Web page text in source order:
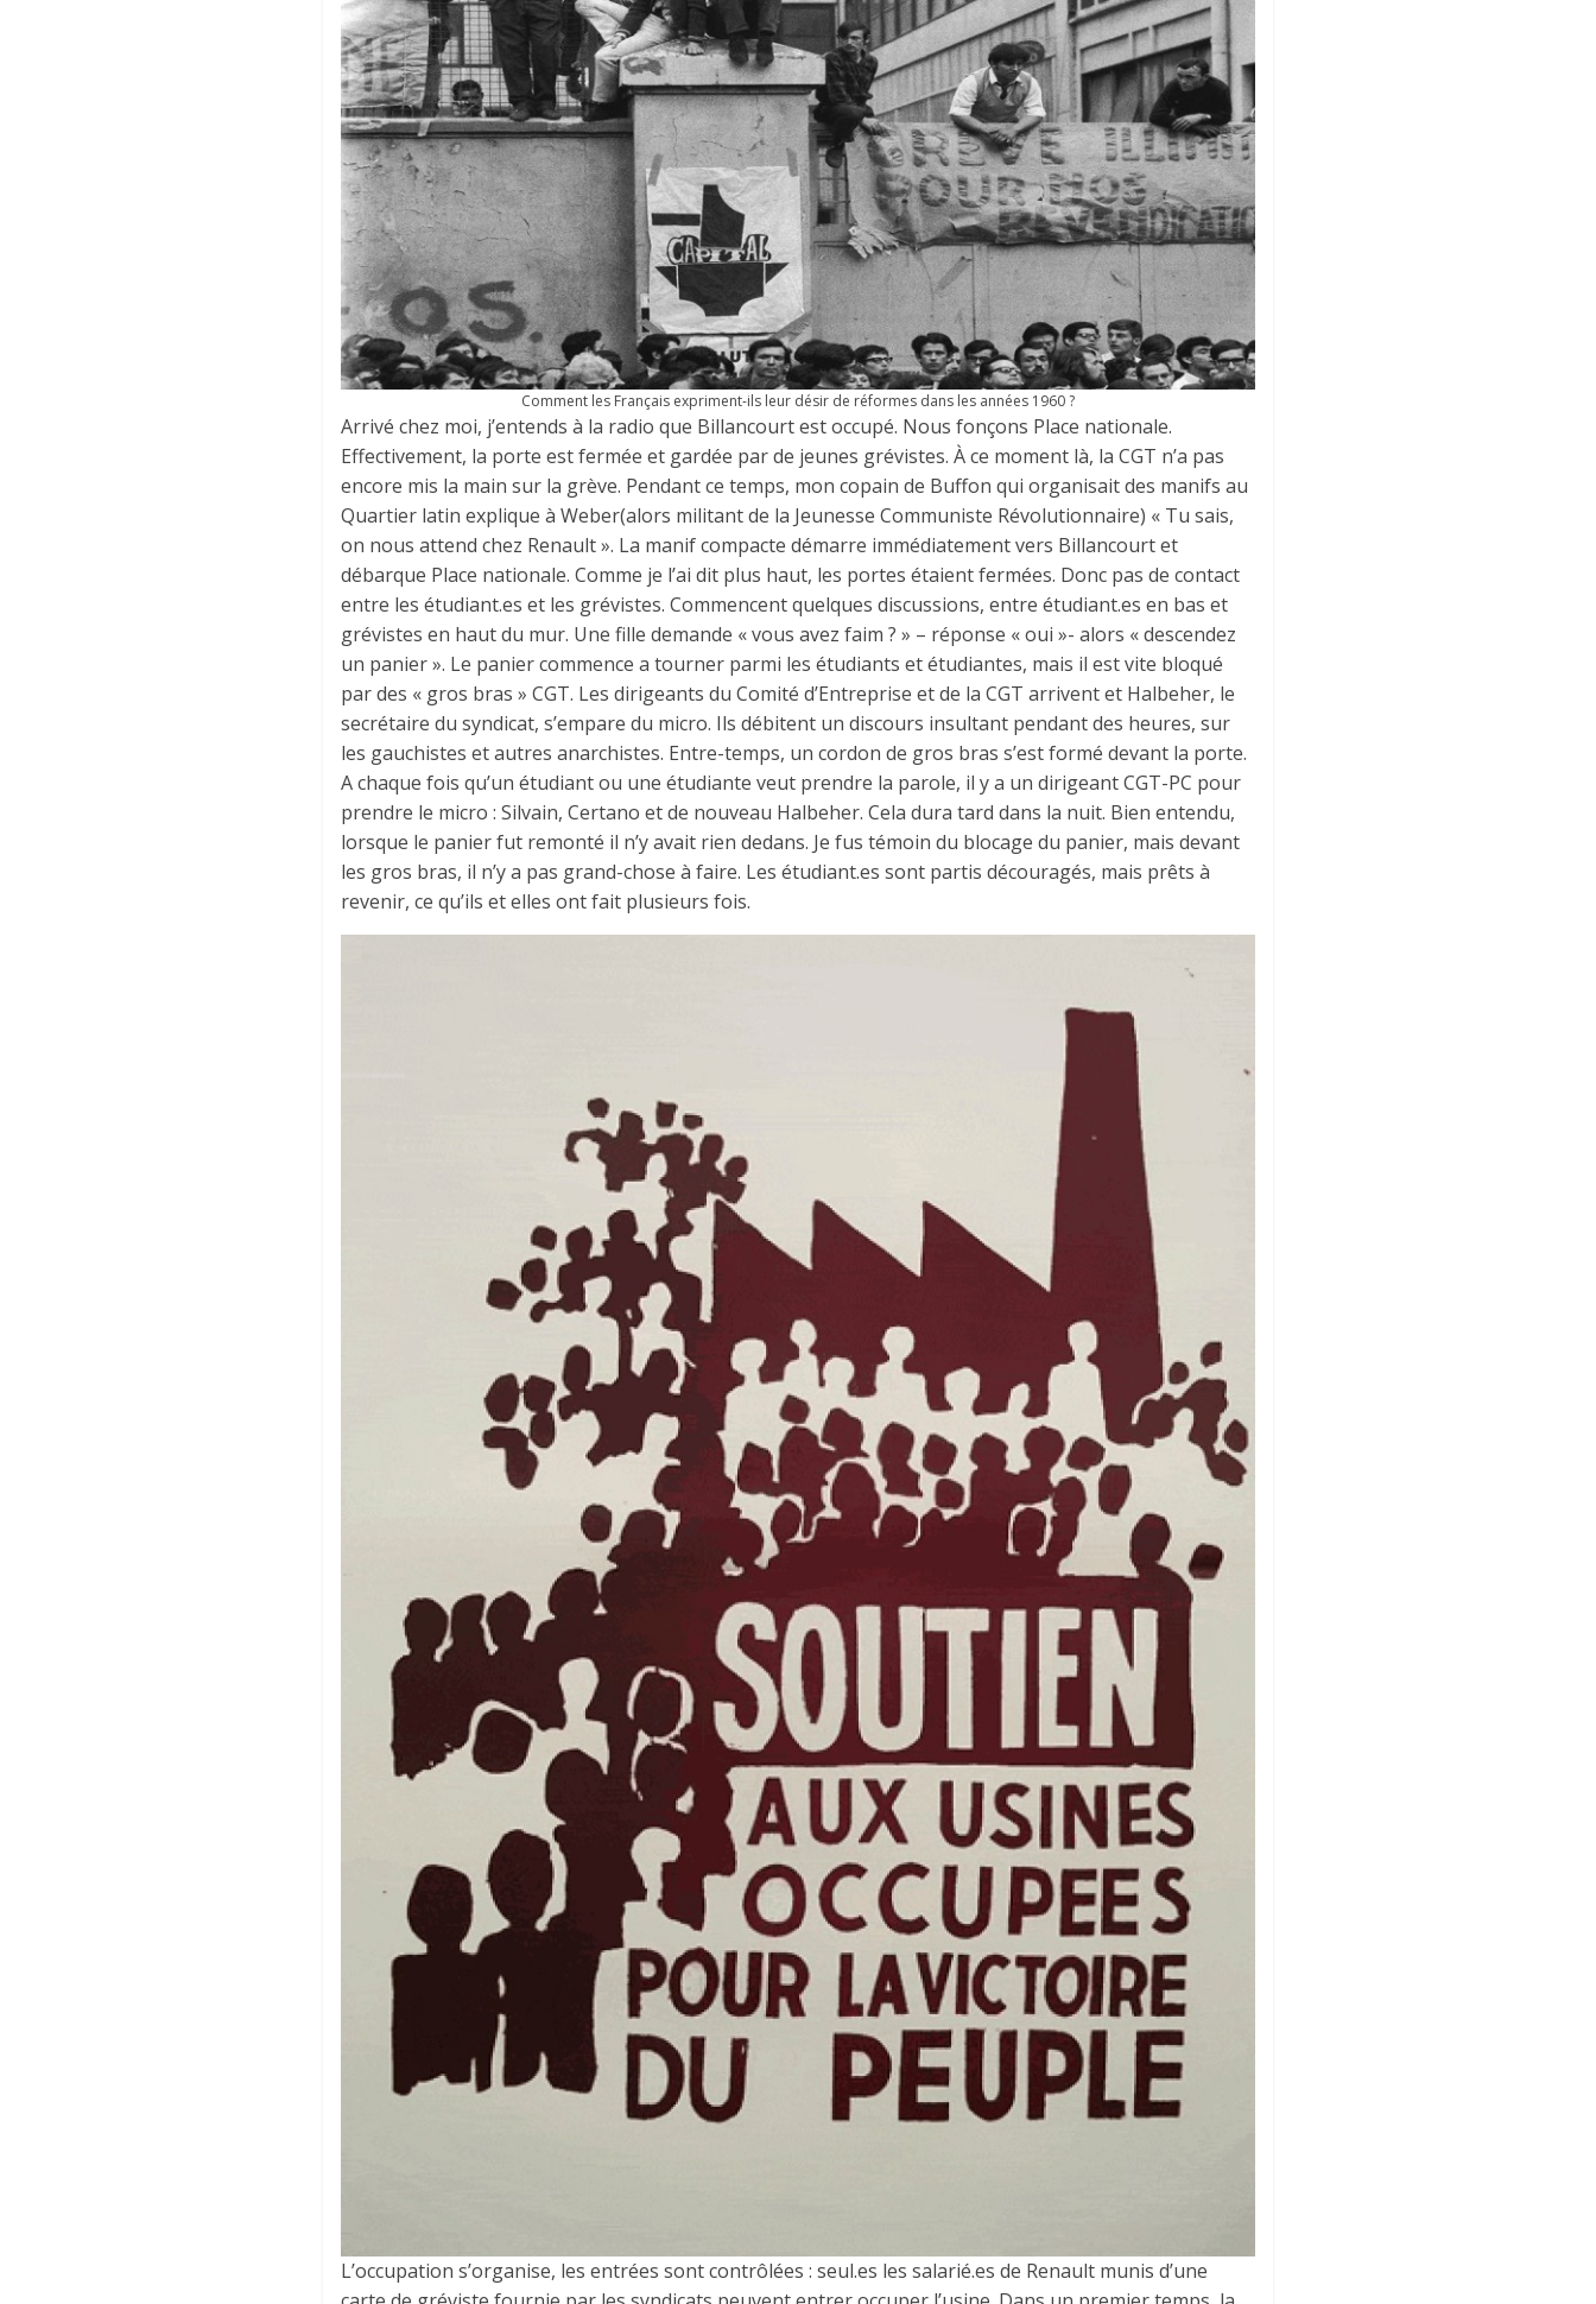
Comment les Français expriment-ils leur désir de réformes dans les années 1960 ?
Arrivé chez moi, j’entends à la radio que Billancourt est occupé. Nous fonçons Place nationale.
Effectivement, la porte est fermée et gardée par de jeunes grévistes. À ce moment là, la CGT n’a pas
encore mis la main sur la grève. Pendant ce temps, mon copain de Buffon qui organisait des manifs au
Quartier latin explique à Weber(alors militant de la Jeunesse Communiste Révolutionnaire) « Tu sais,
on nous attend chez Renault ». La manif compacte démarre immédiatement vers Billancourt et
débarque Place nationale. Comme je l’ai dit plus haut, les portes étaient fermées. Donc pas de contact
entre les étudiant.es et les grévistes. Commencent quelques discussions, entre étudiant.es en bas et
grévistes en haut du mur. Une fille demande « vous avez faim ? » – réponse « oui »- alors « descendez
un panier ». Le panier commence a tourner parmi les étudiants et étudiantes, mais il est vite bloqué
par des « gros bras » CGT. Les dirigeants du Comité d’Entreprise et de la CGT arrivent et Halbeher, le
secrétaire du syndicat, s’empare du micro. Ils débitent un discours insultant pendant des heures, sur
les gauchistes et autres anarchistes. Entre-temps, un cordon de gros bras s’est formé devant la porte.
A chaque fois qu’un étudiant ou une étudiante veut prendre la parole, il y a un dirigeant CGT-PC pour
prendre le micro : Silvain, Certano et de nouveau Halbeher. Cela dura tard dans la nuit. Bien entendu,
lorsque le panier fut remonté il n’y avait rien dedans. Je fus témoin du blocage du panier, mais devant
les gros bras, il n’y a pas grand-chose à faire. Les étudiant.es sont partis découragés, mais prêts à
revenir, ce qu’ils et elles ont fait plusieurs fois.
L’occupation s’organise, les entrées sont contrôlées : seul.es les salarié.es de Renault munis d’une